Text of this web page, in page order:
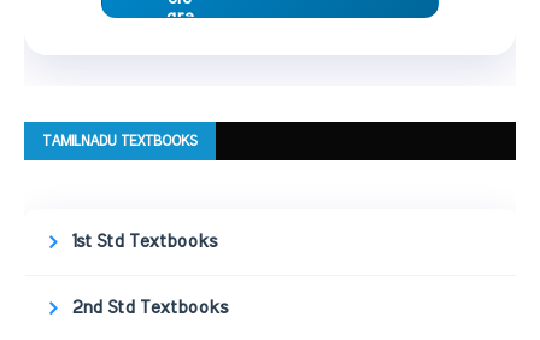
TAMILNADU TEXTBOOKS
1st Std Textbooks
2nd Std Textbooks